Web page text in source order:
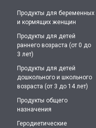
Продукты для беременных
и кормящих женщин
Продукты для детей
раннего возраста (от 0 до
3 лет)
Продукты для детей
дошкольного и школьного
возраста (от 3 до 14 лет)
Продукты общего
назначения
Геродиетические